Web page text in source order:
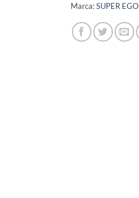
Marca:SUPER EGO